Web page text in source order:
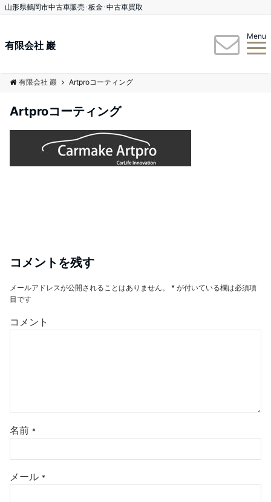
山形県鶴岡市中古車販売･板金･中古車買取
有限会社 巖
Menu
有限会社 巖 Artproコーティング
Artproコーティング
コメントを残す
メールアドレスが公開されることはありません。 * が付いている欄は必須項
目です
コメント
名前 *
メール *